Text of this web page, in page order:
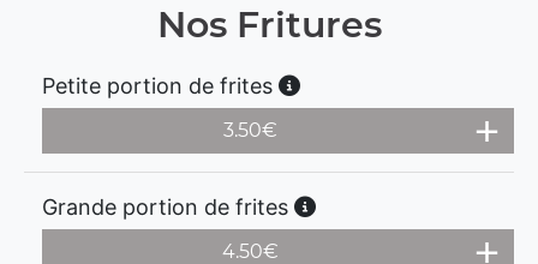
Nos Fritures
Petite portion de frites
3.50€
Grande portion de frites
4.50€